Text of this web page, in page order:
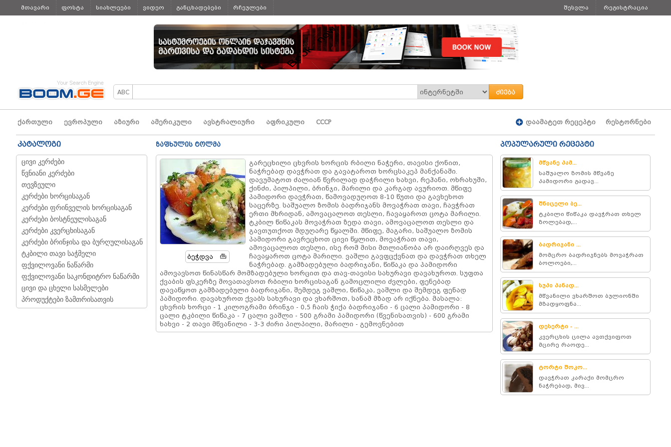
მთავარი ფოსტა სიახლეები ვიდეო განცხადებები რჩეულები შესვლა რეგისტრაცია
ქართული ევროპული აზიური ამერიკული ავსტრალიური აფრიკული СССР დაამატეთ რეცეპტი რესტორნები
კატალოგი
ცივი კერძები
წვნიანი კერძები
თევზეული
კერძები ხორცისაგან
კერძები ფრინველის ხორცისაგან
კერძები ბოსტნეულისაგან
კერძები კვერცხისაგან
კერძები ბრინჯისა და ბურღულისაგან
ტკბილი თავი საჭმელი
ფქვილოვანი ნაწარმი
ფქვილოვანი საკონდიტრო ნაწარმი
ცივი და ცხელი სასმელები
პროდუქტები ზამთრისათვის
ზაფხულის ტოლმა
Ბეჭდვა
გარეცხილი ცხვრის ხორცის რბილი ნაჭერი, თავისი ქონით,
ნაჭრებად დავჭრათ და გავატაროთ ხორცსაკეპ მანქანაში.
დავუმატოთ ძალიან წვრილად დაჭრილი ხახვი, რეჰანი, ოხრახუში,
ქინძი, პილპილი, ბრინჯი, მარილი და კარგად ავურიოთ. მწიფე
პამიდორი დავჭრათ, წამოვადუღოთ 8-10 წუთი და გავხეხოთ
საცერზე. საშუალო ზომის ბადრიჯანს მოვაჭრათ თავი, ჩავჭრათ
ერთი მხრიდან, ამოვაცალოთ თესლი, ჩავაყაროთ ცოტა მარილი.
ტკბილ წიწაკას მოვაჭრათ ზედა თავი, ამოვაცალოთ თესლი და
გავთუთქოთ მდუღარე წყალში. მწიფე, მაგარი, საშუალო ზომის
პამიდორი გავრეცხოთ ცივი წყლით, მოვაჭრათ თავი,
ამოვაცალოთ თესლი, ისე რომ მისი მთლიანობა არ დაირღვეს და
ჩავაყაროთ ცოტა მარილი. ვაშლი გავფცქვნათ და დავჭრათ თხელ
ნაჭრებად. გამზადებული ბადრიჯანი, წიწაკა და პამიდორი
ამოვავსოთ წინასწარ მომზადებული ხორცით და თავ-თავისი სახურავი დავახუროთ. სუფთა
ქვაბის ფსკერზე მოვათავსოთ რბილი ხორცისაგან გამოცლილი ძვლები, ფენებად
დავაწყოთ გამზადებული ბადრიჯანი, შემდეგ ვაშლი, წიწაკა, ვაშლი და შემდეგ ფენად
პამიდორი. დავახუროთ ქვაბს სახურავი და ვხარშოთ, სანამ მზად არ იქნება. მასალა:
ცხვრის ხორცი - 1 კილოგრამი ბრინჯი - 0,5 ჩაის ჭიქა ბადრიჯანი - 6 ცალი პამიდორი - 8
ცალი ტკბილი წიწაკა - 7 ცალი ვაშლი - 500 გრამი პამიდორი (წვენისათვის) - 600 გრამი
ხახვი - 2 თავი მწვანილი - 3-3 ძირი პილპილი, მარილი - გემოვნებით
პოპულარული რეცეპტი
მწვანე პამ...
საშუალო ზომის მწვანე
პამიდორი გადავ...
შნიცელი ბე...
ტკბილი წიწაკა დავჭრათ თხელ
ზოლებად,...
ბადრიჯანი ...
მომცრო ბადრიჯნებს მოვაჭრათ
ბოლოები,...
სუპი პანად...
მწვანილი ვხარშოთ ბულიონში
მზადყოფნა...
დესერტი - ...
კვერცხის ცილა ავთქვიფოთ
მცირე რაოდე...
ტორტი შოკო...
დავჭრათ კარაქი მომცრო
ნაჭრებად, მივ...